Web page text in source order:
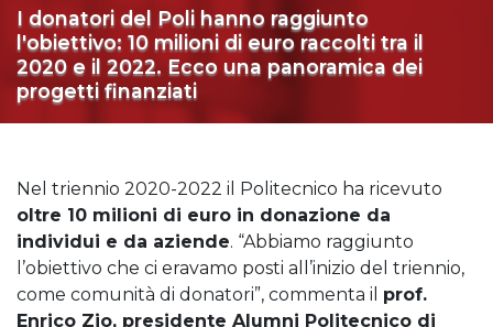
I donatori del Poli hanno raggiunto
l'obiettivo: 10 milioni di euro raccolti tra il
2020 e il 2022. Ecco una panoramica dei
progetti finanziati
Nel triennio 2020-2022 il Politecnico ha ricevuto
oltre 10 milioni di euro in donazione da
individui e da aziende. “Abbiamo raggiunto
l’obiettivo che ci eravamo posti all’inizio del triennio,
come comunità di donatori”, commenta il prof.
Enrico Zio, presidente Alumni Politecnico di